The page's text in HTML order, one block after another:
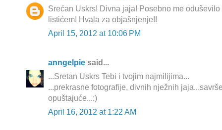
Srećan Uskrs! Divna jaja! Posebno me
listićem! Hvala za objašnjenje!!
April 15, 2012 at 10:06 PM
anngelpie said...
...Sretan Uskrs Tebi i tvojim najmilijima...
...prekrasne fotografije, divnih nježnih
opuštajuće...:)
April 16, 2012 at 1:22 AM